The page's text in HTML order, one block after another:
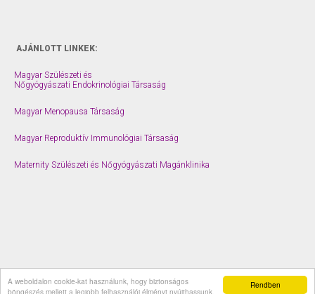
Rendben
A weboldalon cookie-kat használunk, hogy biztonságos
böngészés mellett a legjobb felhasználói élményt nyújthassunk.
AJÁNLOTT LINKEK:
Magyar Szülészeti és
Nőgyógyászati Endokrinológiai Társaság
Magyar Menopausa Társaság
Magyar Reproduktív Immunológiai Társaság
Maternity Szülészeti és Nőgyógyászati Magánklinika
© 2026 drberes.hu |Impresszum